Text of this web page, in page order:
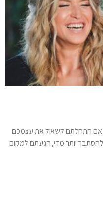
אם התחלתם לשאול את עצמכם
להסתבך יותר מדי, הגעתם למקום